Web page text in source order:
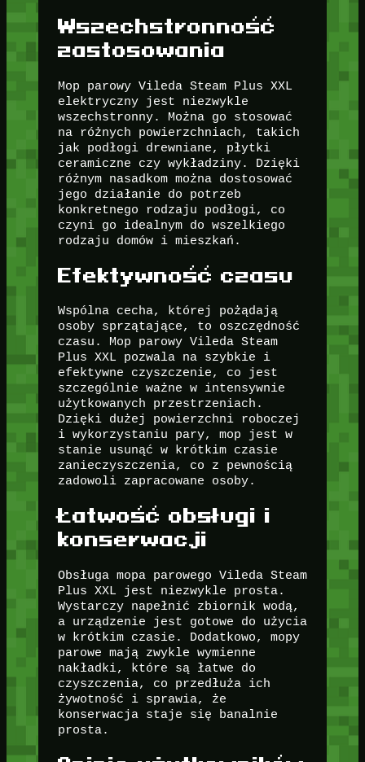
Wszechstronność
zastosowania
Mop parowy Vileda Steam Plus XXL
elektryczny jest niezwykle
wszechstronny. Można go stosować
na różnych powierzchniach, takich
jak podłogi drewniane, płytki
ceramiczne czy wykładziny. Dzięki
różnym nasadkom można dostosować
jego działanie do potrzeb
konkretnego rodzaju podłogi, co
czyni go idealnym do wszelkiego
rodzaju domów i mieszkań.
Efektywność czasu
Wspólna cecha, której pożądają
osoby sprzątające, to oszczędność
czasu. Mop parowy Vileda Steam
Plus XXL pozwala na szybkie i
efektywne czyszczenie, co jest
szczególnie ważne w intensywnie
użytkowanych przestrzeniach.
Dzięki dużej powierzchni roboczej
i wykorzystaniu pary, mop jest w
stanie usunąć w krótkim czasie
zanieczyszczenia, co z pewnością
zadowoli zapracowane osoby.
Łatwość obsługi i
konserwacji
Obsługa mopa parowego Vileda Steam
Plus XXL jest niezwykle prosta.
Wystarczy napełnić zbiornik wodą,
a urządzenie jest gotowe do użycia
w krótkim czasie. Dodatkowo, mopy
parowe mają zwykle wymienne
nakładki, które są łatwe do
czyszczenia, co przedłuża ich
żywotność i sprawia, że
konserwacja staje się banalnie
prosta.